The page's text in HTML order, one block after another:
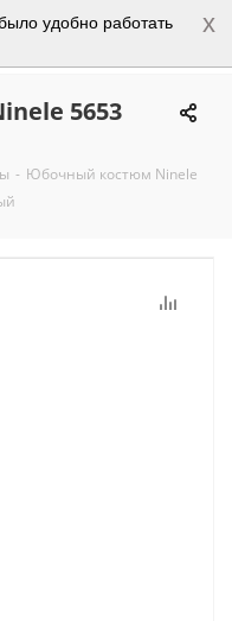
удобно работать
x
0
5653
- Юбочный костюм Ninele